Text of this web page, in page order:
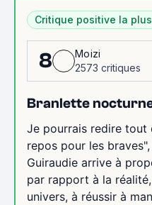
Critique positive la
8
Moizi
2573 critiques
Branlette
Je pourrais redire tout
repos pour les
Guiraudie arrive à
par rapport à la
univers, à réussir à